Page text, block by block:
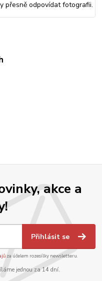
přesně odpovídat fotografii.
akce a
Přihlásit se
za účelem rozesílky newsletteru.
jednou za 14 dní.